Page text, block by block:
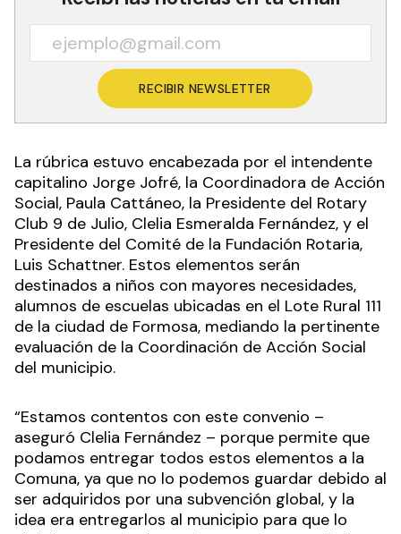
RECIBIR NEWSLETTER
La rúbrica estuvo encabezada por el intendente
capitalino Jorge Jofré, la Coordinadora de Acción
Social, Paula Cattáneo, la Presidente del Rotary
Club 9 de Julio, Clelia Esmeralda Fernández, y el
Presidente del Comité de la Fundación Rotaria,
Luis Schattner. Estos elementos serán
destinados a niños con mayores necesidades,
alumnos de escuelas ubicadas en el Lote Rural 111
de la ciudad de Formosa, mediando la pertinente
evaluación de la Coordinación de Acción Social
del municipio.
“Estamos contentos con este convenio –
aseguró Clelia Fernández – porque permite que
podamos entregar todos estos elementos a la
Comuna, ya que no lo podemos guardar debido al
ser adquiridos por una subvención global, y la
idea era entregarlos al municipio para que lo